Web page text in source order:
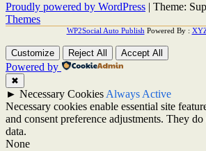
Proudly powered by WordPress | Theme:
Themes
WP2Social Auto Publish Powered By :
Customize Reject All Accept All
Powered by
✖
► Necessary Cookies Always Active
Necessary cookies enable essential site
and consent preference adjustments. They
data.
None